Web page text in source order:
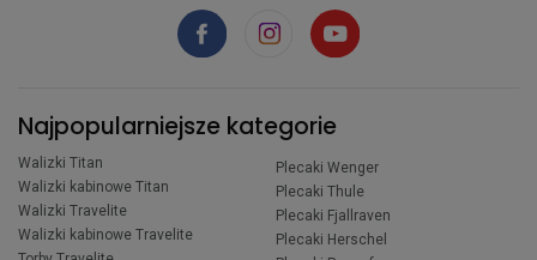
Najpopularniejsze kategorie
Walizki Titan
Walizki kabinowe Titan
Walizki Travelite
Walizki kabinowe Travelite
Plecaki Wenger
Plecaki Thule
Plecaki Fjallraven
Plecaki Herschel